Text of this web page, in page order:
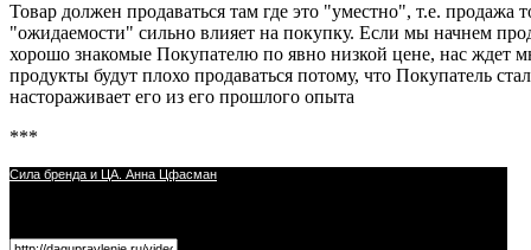
Товар должен продаваться там где это "уместно", т.е.
"ожидаемости" сильно влияет на покупку. Если мы начнем
хорошо знакомые Покупателю по явно низкой цене, нас ждет
продукты будут плохо продаваться потому, что Покупатель
настораживает его из его прошлого опыта
***